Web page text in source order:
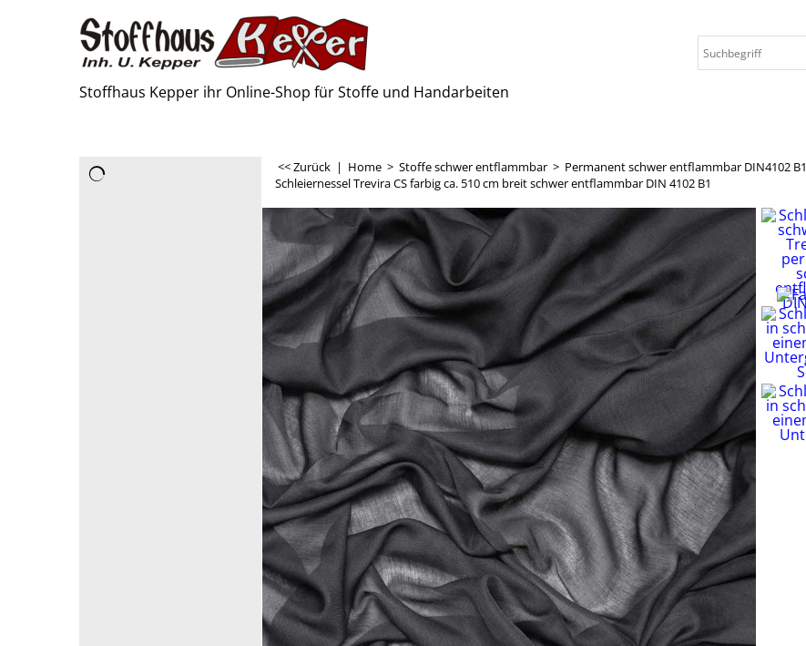
Stoffhaus Kepper ihr Online-Shop für Stoffe und Handarbeiten
<< Zurück | Home > Stoffe schwer entflammbar > Permanent schwer entflammbar DIN4102 B1
Schleiernessel Trevira CS farbig ca. 510 cm breit schwer entflammbar DIN 4102 B1